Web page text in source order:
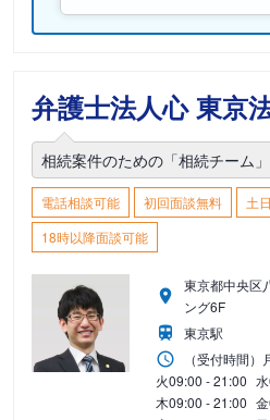
弁護士法人心 東京
相続案件のための「相続チーム
電話相談可能 初回面談無料
土
18時以降面談可能
東京都中央区
ング6F
東京駅
（受付時間）
火09:00 - 21:00 水
木09:00 - 21:00 金